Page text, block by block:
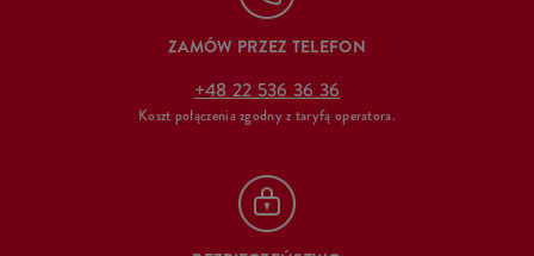
ZAMÓW PRZEZ TELEFON
+48 22 536 36 36
Koszt połączenia zgodny z taryfą operatora.